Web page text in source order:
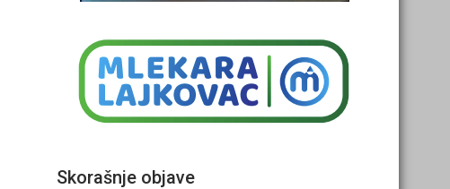
Skorašnje objave